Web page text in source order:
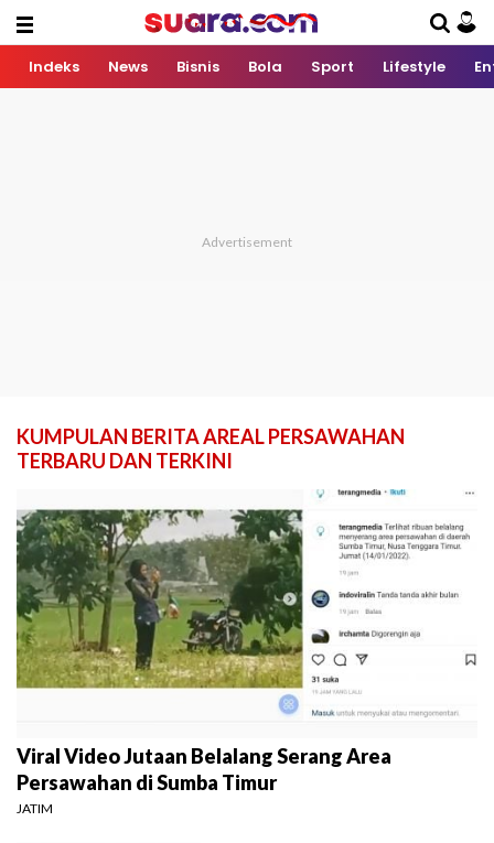
Indeks News Bisnis Bola Sport Lifestyle
KUMPULAN BERITA AREAL PERSAWAHAN
TERBARU DAN TERKINI
Viral Video Jutaan Belalang Serang Area
Persawahan di Sumba Timur
JATIM